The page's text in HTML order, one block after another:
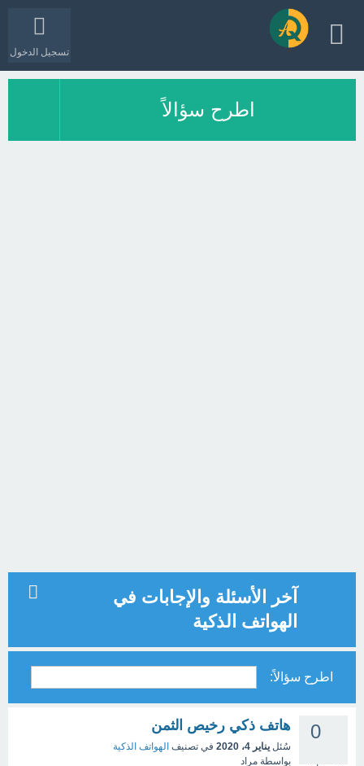
تسجيل الدخول
اطرح سؤالاً
آخر الأسئلة والإجابات في
الهواتف الذكية
اطرح سؤالاً:
0 هاتف ذكي رخيص الثمن
سُئل يناير 4، 2020 في تصنيف الهواتف الذكية
بواسطة مراد